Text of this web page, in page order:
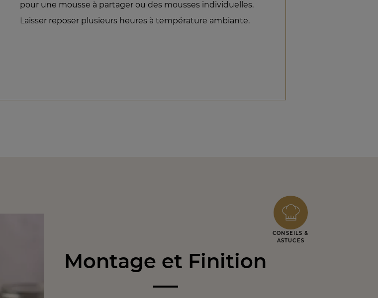
pour une mousse à partager ou des mousses individuelles.
Laisser reposer plusieurs heures à température ambiante.
CONSEILS &
ASTUCES
Montage et Finition